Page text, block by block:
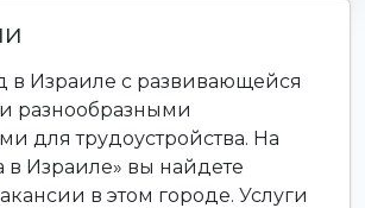
в Израиле с развивающейся
разнообразными
для трудоустройства. На
в Израиле» вы найдете
в этом городе. Услуги